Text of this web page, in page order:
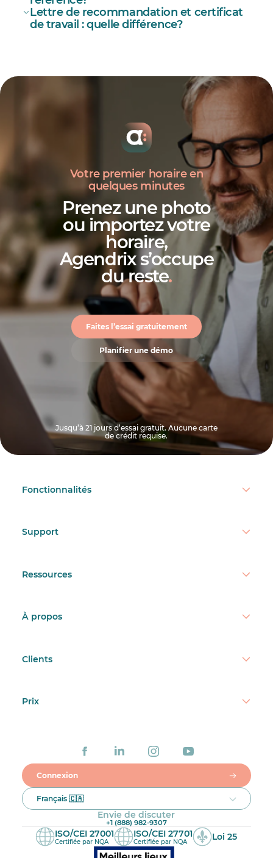
Lettre de recommandation et certificat
de travail : quelle différence?
Votre premier horaire en
quelques minutes
Prenez une photo
ou importez votre
horaire,
Agendrix s’occupe
du reste.
Faites l’essai gratuitement
Planifier une démo
Jusqu’à 21 jours d’essai gratuit. Aucune carte
de crédit requise.
Fonctionnalités
Support
Ressources
À propos
Clients
Prix
Connexion
Français 🇨🇦
Envie de discuter
+1 (888) 982-9307
ISO/CEI 27001
Certifiée par NQA
ISO/CEI 27701
Certifiée par NQA Loi 25